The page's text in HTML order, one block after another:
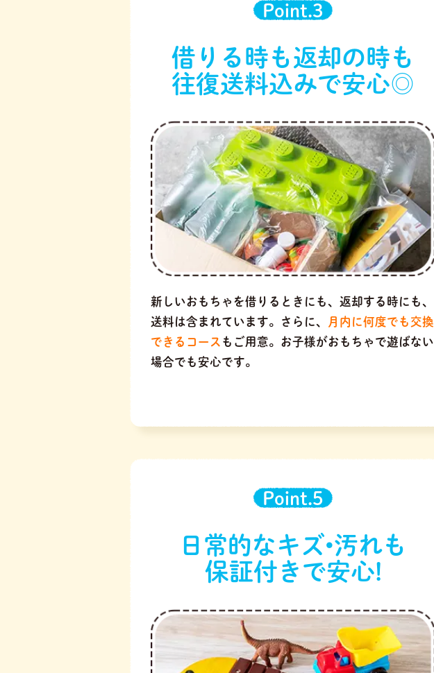
Point.3
借りる時も返却の時も
往復送料込みで安心◎
新しいおもちゃを借りるときにも、返却する時にも、
送料は含まれています。さらに、
月内に何度でも交換
できるコース もご用意。お子様がおもちゃで遊ばない
場合でも安心です。
Point.5
日常的なキズ•汚れも
保証付きで安心!